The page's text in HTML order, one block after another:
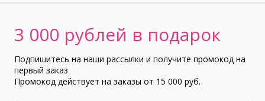
3 000 рублей в подарок
Подпишитесь на наши рассылки и получите промокод на
первый заказ
Промокод действует на заказы от 15 000 руб.